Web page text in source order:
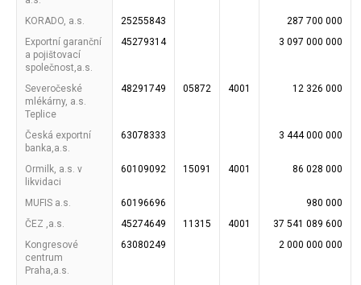
KORADO, a.s.
25255843
287 700 000
Exportní garanční
a pojištovací
společnost,a.s.
45279314 3 097 000 000
Severočeské
mlékárny, a.s.
Teplice
48291749 05872 4001 12 326 000
Česká exportní
banka,a.s.
63078333 3 444 000 000
Ormilk, a.s. v
likvidaci
60109092 15091 4001 86 028 000
MUFIS a.s. 60196696
980 000
ČEZ ,a.s.
45274649 11315 4001
37 541 089 600
Kongresové
centrum
Praha,a.s.
63080249 2 000 000 000